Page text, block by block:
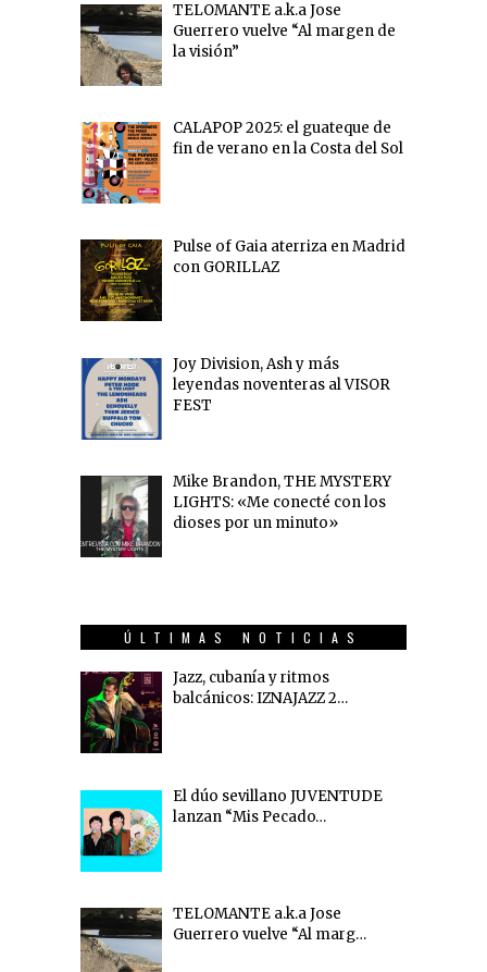
TELOMANTE a.k.a Jose
Guerrero vuelve “Al margen de
la visión”
CALAPOP 2025: el guateque de
fin de verano en la Costa del Sol
Pulse of Gaia aterriza en Madrid
con GORILLAZ
Joy Division, Ash y más
leyendas noventeras al VISOR
FEST
Mike Brandon, THE MYSTERY
LIGHTS: «Me conecté con los
dioses por un minuto»
ÚLTIMAS NOTICIAS
Jazz, cubanía y ritmos
balcánicos: IZNAJAZZ 2…
El dúo sevillano JUVENTUDE
lanzan “Mis Pecado…
TELOMANTE a.k.a Jose
Guerrero vuelve “Al marg…